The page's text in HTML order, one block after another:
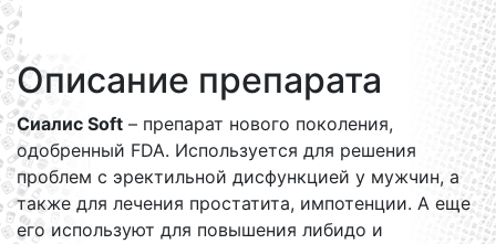
Описание препарата
Сиалис Soft – препарат нового поколения,
одобренный FDA. Используется для решения
проблем с эректильной дисфункцией у мужчин, а
также для лечения простатита, импотенции. А еще
его используют для повышения либидо и